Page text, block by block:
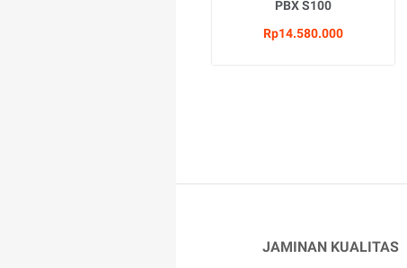
PBX S100
Rp14.580.000
JAMINAN KUALITAS